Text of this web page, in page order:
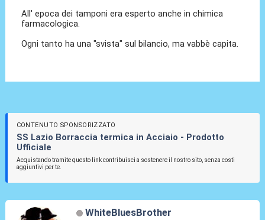
All' epoca dei tamponi era esperto anche in chimica
farmacologica.
Ogni tanto ha una "svista" sul bilancio, ma vabbè capita.
CONTENUTO SPONSORIZZATO
SS Lazio Borraccia termica in Acciaio - Prodotto
Ufficiale
Acquistando tramite questo link contribuisci a sostenere il nostro sito, senza costi
aggiuntivi per te.
WhiteBluesBrother